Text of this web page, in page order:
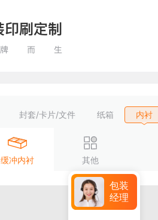
封套/卡片/文件 纸箱 内衬
缓冲内衬 其他
包装
经理